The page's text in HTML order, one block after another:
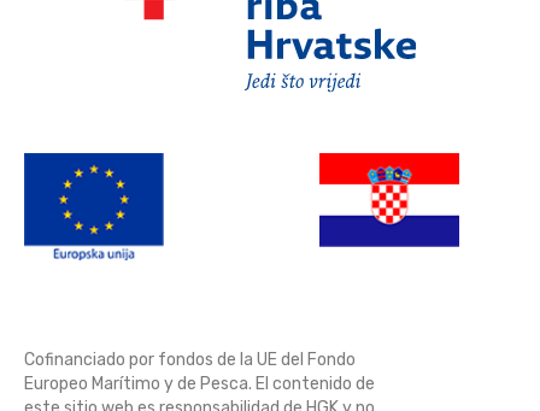
Cofinanciado por fondos de la UE del Fondo
Europeo Marítimo y de Pesca. El contenido de